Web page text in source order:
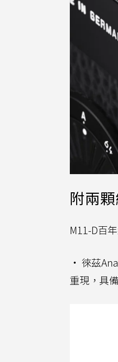
附兩
M11-D百
• 徠茲
重現，具